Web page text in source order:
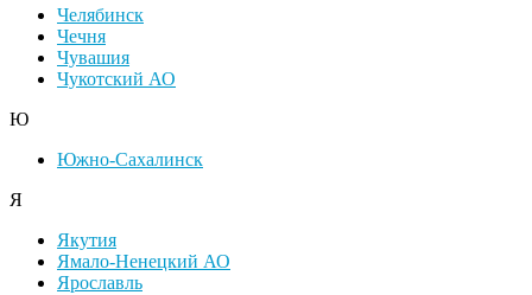
Челябинск
Чечня
Чувашия
Чукотский АО
Ю
Южно-Сахалинск
Я
Якутия
Ямало-Ненецкий АО
Ярославль